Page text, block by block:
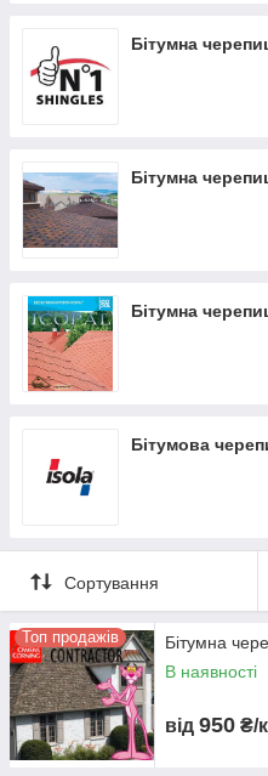
Бітумна
Бітумна
Бітумна
Бітумова
Сортування
Топ продажів
Бітумна
В наявності
від 950 ₴/